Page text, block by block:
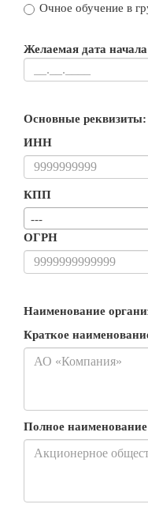
Очное обучение в
Желаемая дата
Основные реквизиты:
ИНН
КПП
---
ОГРН
Наименование
Краткое
Полное наименование